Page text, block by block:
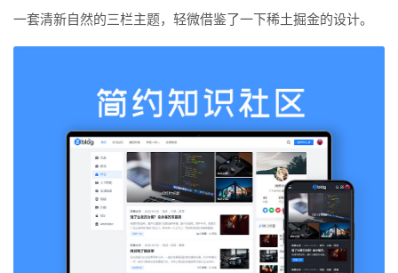
一套清新自然的三栏主题，轻微借鉴了一下稀土掘金的设计。